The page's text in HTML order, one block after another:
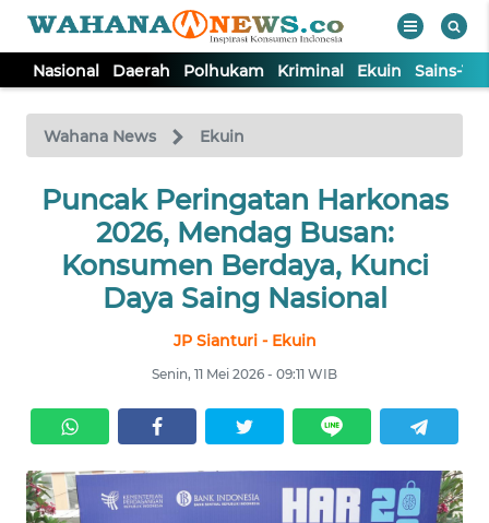
Nasional Daerah Polhukam Kriminal Ekuin Sains-
Wahana News Ekuin
Puncak Peringatan Harkonas
2026, Mendag Busan:
Konsumen Berdaya, Kunci
Daya Saing Nasional
JP Sianturi - Ekuin
Senin, 11 Mei 2026 - 09:11 WIB
TV
Tutup
NASIONAL
DAERAH
EKUIN
SAINS-TEKNO